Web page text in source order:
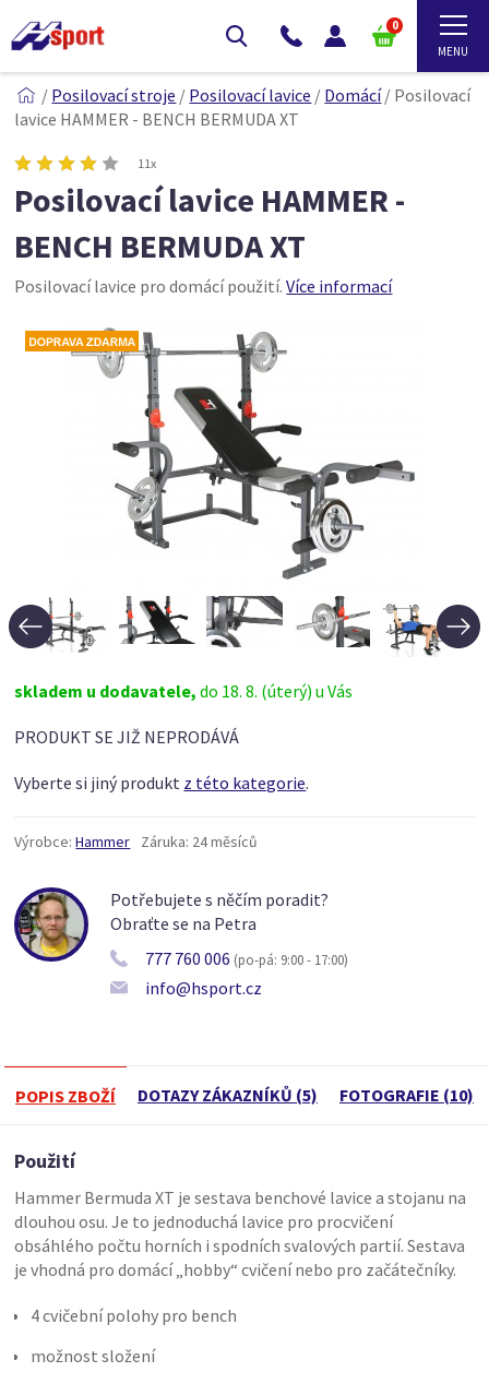
0
/ Posilovací stroje / Posilovací lavice / Domácí/ Posilovací
lavice HAMMER - BENCH BERMUDA XT
11x
Posilovací lavice HAMMER -
BENCH BERMUDA XT
Posilovací lavice pro domácí použití.Více informací
skladem u dodavatele,do 18. 8. (úterý) u Vás
PRODUKT SE JIŽ NEPRODÁVÁ
Vyberte si jiný produkt z této kategorie.
Výrobce: Hammer Záruka: 24 měsíců
Potřebujete s něčím poradit?
Obraťte se na Petra
777 760 006 (po-pá: 9:00 - 17:00)
info@hsport.cz
POPIS ZBOŽÍ DOTAZY ZÁKAZNÍKŮ (5) FOTOGRAFIE (10)
Použití
Hammer Bermuda XT je sestava benchové lavice a stojanu na
dlouhou osu. Je to jednoduchá lavice pro procvičení
obsáhlého počtu horních i spodních svalových partií. Sestava
je vhodná pro domácí „hobby“ cvičení nebo pro začátečníky.
4 cvičební polohy pro bench
možnost složení